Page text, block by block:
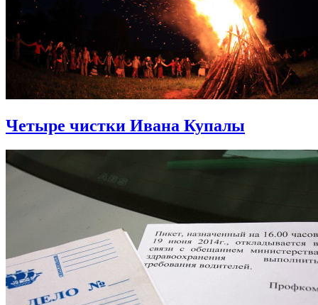
Четыре чистки Ивана Купалы